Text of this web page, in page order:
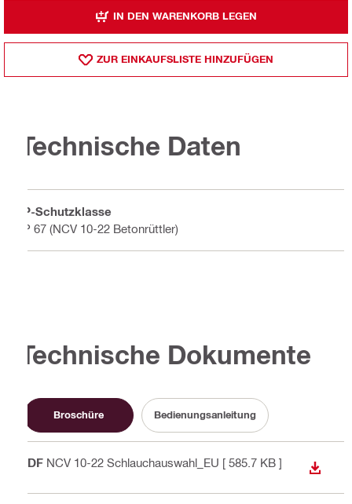
IN DEN WARENKORB LEGEN
ZUR EINKAUFSLISTE HINZUFÜGEN
Technische Daten
IP-Schutzklasse
IP 67 (NCV 10-22 Betonrüttler)
Technische Dokumente
Broschüre Bedienungsanleitung
PDF NCV 10-22 Schlauchauswahl_EU [ 585.7 KB ]